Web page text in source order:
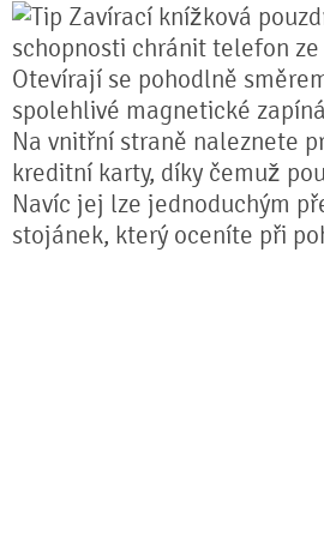
Zavírací knížková
schopnosti chránit telefon
Otevírají se pohodlně
spolehlivé magnetické
Na vnitřní straně naleznete
kreditní karty, díky čemuž
Navíc jej lze jednoduchým
stojánek, který oceníte při